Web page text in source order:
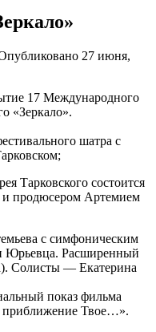
27 июня,
17 Международного
«Зеркало».
шатра с
Тарковского состоится
и продюсером Артемием
с симфоническим
Юрьевца. Расширенный
Солисты — Екатерина
показ фильма
приближение Твое…».